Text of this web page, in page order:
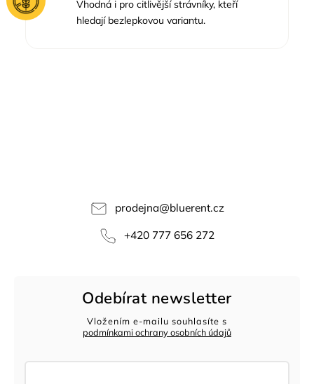
Vhodná i pro citlivější strávníky, kteří
hledají bezlepkovou variantu.
prodejna@bluerent.cz
+420 777 656 272
Odebírat newsletter
Vložením e-mailu souhlasíte s
podmínkami ochrany osobních údajů